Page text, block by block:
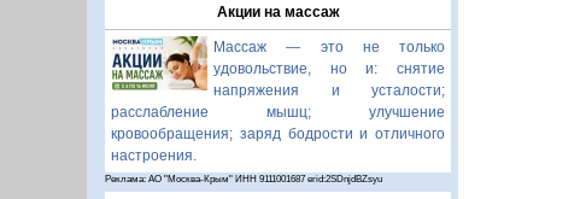
Акции на массаж
Массаж — это не только
удовольствие, но и: снятие
напряжения и усталости;
расслабление мышц; улучшение
кровообращения; заряд бодрости и отличного
настроения.
Реклама: АО "Москва-Крым" ИНН 9111001687 erid:2SDnjdBZsyu